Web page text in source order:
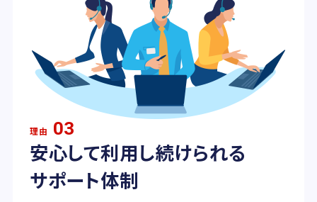
理由 03
安心して利用し続けられる
サポート体制